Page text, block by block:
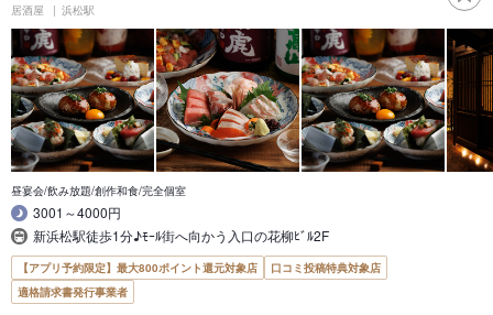
居酒屋 浜松駅
昼宴会/飲み放題/創作和食/完全個室
3001～4000円
新浜松駅徒歩1分♪ﾓｰﾙ街へ向かう入口の花柳ﾋﾞﾙ2F
【アプリ予約限定】最大800ポイント還元対象店
口コミ投稿特典対象店
適格請求書発行事業者